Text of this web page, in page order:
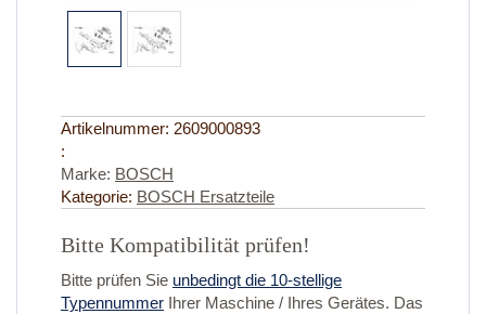
Artikelnummer: 2609000893
:
Marke: BOSCH
Kategorie: BOSCH Ersatzteile
Bitte Kompatibilität prüfen!
Bitte prüfen Sie unbedingt die 10-stellige
Typennummer Ihrer Maschine / Ihres Gerätes. Das